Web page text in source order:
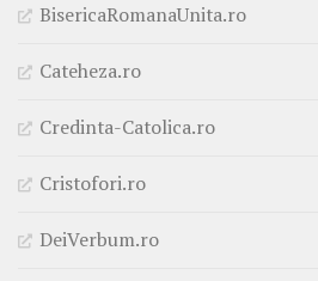
BisericaRomanaUnita.ro
Cateheza.ro
Credinta-Catolica.ro
Cristofori.ro
DeiVerbum.ro